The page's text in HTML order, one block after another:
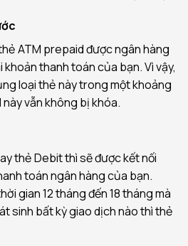
ATM prepaid được ngân hàng
thanh toán của bạn. Vì vậy,
loại thẻ này trong một khoảng
vẫn không bị khóa.
thẻ Debit thì sẽ được kết nối
toán ngân hàng của bạn.
gian 12 tháng đến 18 tháng mà
sinh bất kỳ giao dịch nào thì thẻ